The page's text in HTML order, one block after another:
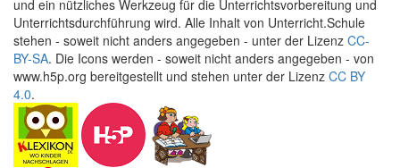
und ein nützliches Werkzeug für die Unterrichtsvorbereitung und
Unterrichtsdurchführung wird. Alle Inhalt von Unterricht.Schule
stehen - soweit nicht anders angegeben - unter der Lizenz CC-
BY-SA. Die Icons werden - soweit nicht anders angegeben - von
www.h5p.org bereitgestellt und stehen unter der Lizenz CC BY
4.0.